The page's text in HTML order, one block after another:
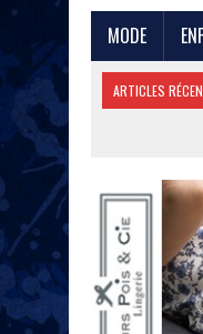
MODE
ARTICLES
24 AVRIL 2026
21 AVRIL 2026 |
17 AVRIL 2026 |
3 JUIN 2026 |